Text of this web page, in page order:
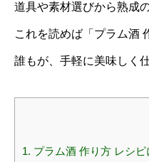
道具や素材選びから熟成
これを読めば「プラム酒
誰もが、手軽に美味しく
1. プラム酒 作り方 レシ